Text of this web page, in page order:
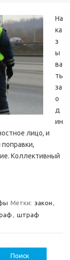
На
ка
з
ы
ва
ть
за
о
д
ин
лицо, и
Коллективный
Метки: закон ,
, штраф